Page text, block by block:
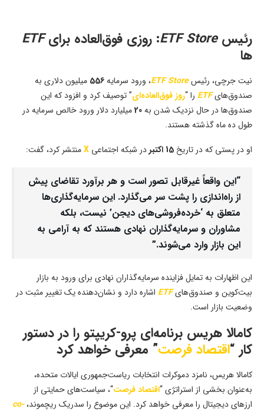
رئیسETF Store: روزی فوق‌العاده برایETF‌
ها
نیت جرچی، رئیسETF Store، ورود سرمایه556 میلیون دلاری به
صندوق‌هایETF را “روز فوق‌العاده‌ای” توصیف کرد و افزود که این
صندوق‌ها در حال نزدیک شدن به
میلیارد دلار ورود خالص سرمایه در
طول ده ماه گذشته هستند.
او در پستی که در تاریخ 15 اکتبر در شبکه اجتماعی Xمنتشر کرد، گفت:
“این واقعاً غیرقابل تصور است و هر برآورد تقاضای پیش
از راه‌اندازی را پشت سر می‌گذارد. این سرمایه‌گذاری‌ها
متعلق به ‘خرده‌فروشی‌های دیجن’ نیست، بلکه
مشاوران و سرمایه‌گذاران نهادی هستند که به آرامی به
این بازار وارد می‌شوند.”
این اظهارات به تمایل فزاینده سرمایه‌گذاران نهادی برای ورود به بازار
بیت‌کوین و صندوق‌هایETF اشاره دارد و نشان‌دهنده یک تغییر مثبت در
وضعیت بازار است.
کامالا هریس برنامه‌ای پرو-کریپتو را در دستور
کار “اقتصاد فرصت” معرفی خواهد کرد
کامالا هریس، نامزد دموکرات انتخابات ریاست‌جمهوری ایالات متحده،
به‌عنوان بخشی از استراتژی “اقتصاد فرصت“، سیاست‌های حمایتی از
ارزهای دیجیتال را معرفی خواهد کرد. این موضوع را سدریک ریچموند،co-